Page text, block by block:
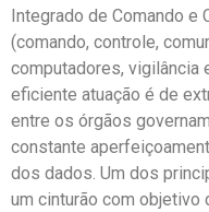
Integrado de Comando e
(comando, controle,
computadores, vigilância
eficiente atuação é de
entre os órgãos
constante
dos dados. Um dos
um cinturão com objetivo